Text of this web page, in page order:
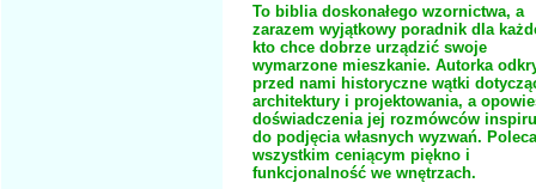
To biblia doskonałego wzornictwa, a
zarazem wyjątkowy poradnik dla
kto chce dobrze urządzić swoje
wymarzone mieszkanie. Autorka
przed nami historyczne wątki
architektury i projektowania, a
doświadczenia jej rozmówców
do podjęcia własnych wyzwań.
wszystkim ceniącym piękno i
funkcjonalność we wnętrzach.